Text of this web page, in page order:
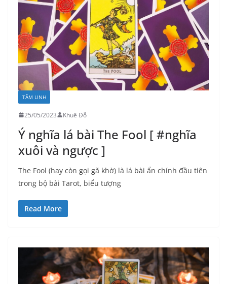
TÂM LINH
25/05/2023 Khuê Đỗ
Ý nghĩa lá bài The Fool [ #nghĩa
xuôi và ngược ]
The Fool (hay còn gọi gã khờ) là lá bài ẩn chính đầu tiên
trong bộ bài Tarot, biểu tượng
Read More